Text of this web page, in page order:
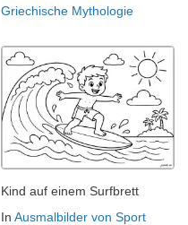
Griechische Mythologie
Kind auf einem Surfbrett
In Ausmalbilder von Sport